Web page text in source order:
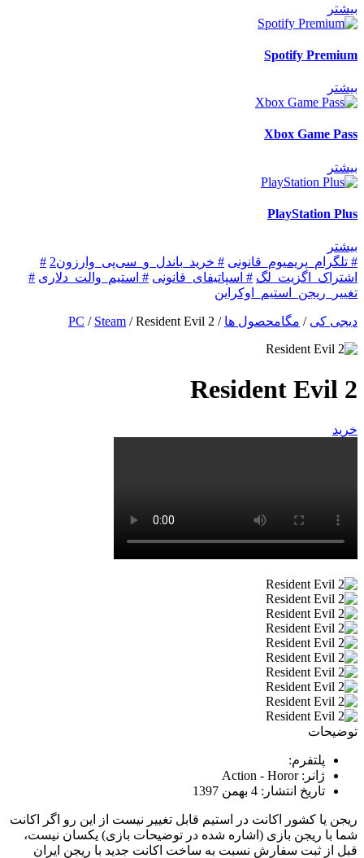
بیشتر
Spotify Premium
بیشتر
Xbox Game Pass
بیشتر
PlayStation Plus
بیشتر
# تلگرام_پریمیوم_قانونی # خرید_باندل_و_سی‌پی_وارزون2
#
اشتراک_اگزیت_لگ # اسپاتیفای_قانونی # استیم_والت_دلاری #
تغییر_ریجن_استیم_اوکراین
دیجی کی / مگامحصول ها /
PC / Steam /Resident Evil 2
Resident Evil 2
خرید
توضیحات
پلتفرم:
ژانر: Action - Horor
تاریخ انتشار: 4 بهمن 1397
ریجن یا کشور اکانت در استیم قابل تغییر نیست از این رو اگر اکانت
شما با ریجن بازی (اشاره شده در توضیحات بازی) یکسان نیست،
قبل از ثبت سفارش نسبت به ساخت اکانت جدید با ریجن ایران